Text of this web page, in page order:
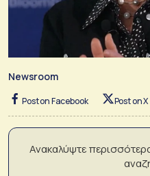
Newsroom
Post on Facebook Post on X
Ανακαλύψτε